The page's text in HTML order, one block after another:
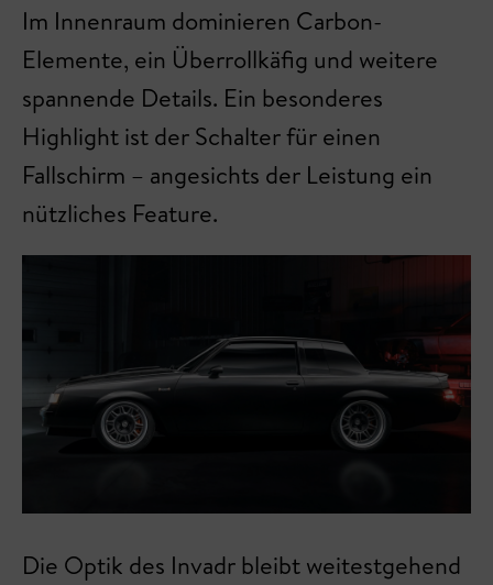
Im Innenraum dominieren Carbon-
Elemente, ein Überrollkäfig und weitere
spannende Details. Ein besonderes
Highlight ist der Schalter für einen
Fallschirm – angesichts der Leistung ein
nützliches Feature.
Die Optik des Invadr bleibt weitestgehend